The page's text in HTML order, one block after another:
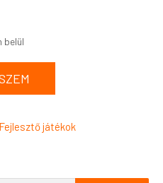
Fejlesztő játékok